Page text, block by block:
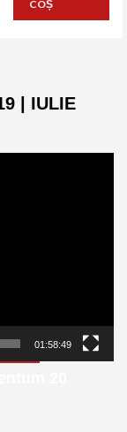
COȘ
| IULIE
01:58:49